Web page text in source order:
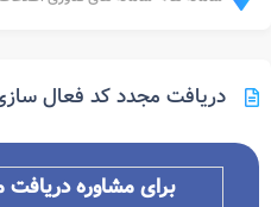
دریافت مجدد کد فعال
برای مشاوره